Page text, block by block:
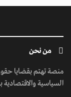
من نحن
منصة تهتم بقضايا
السياسية